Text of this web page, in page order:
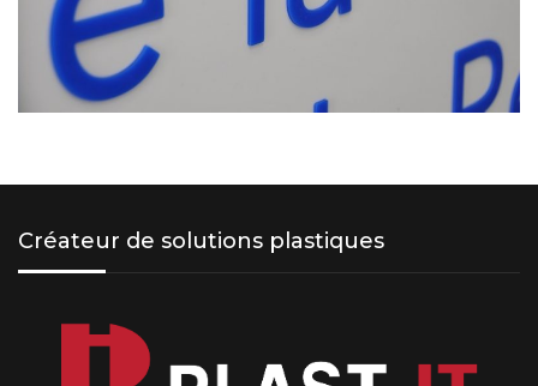
Créateur de solutions plastiques